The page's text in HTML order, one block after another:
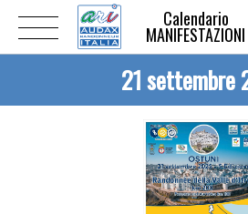
Calendario
MANIFESTAZIONI
21 settembre